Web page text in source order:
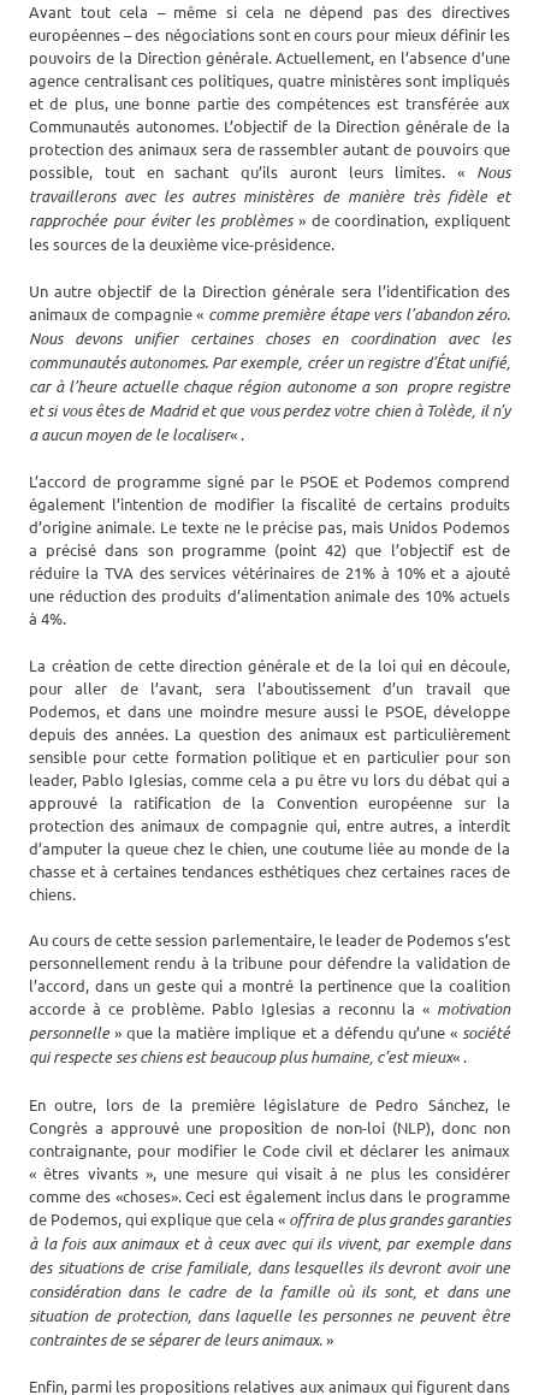
Avant tout cela – même si cela ne dépend pas des directives
européennes – des négociations sont en cours pour mieux définir les
pouvoirs de la Direction générale. Actuellement, en l’absence d’une
agence centralisant ces politiques, quatre ministères sont impliqués
et de plus, une bonne partie des compétences est transférée aux
Communautés autonomes. L’objectif de la Direction générale de la
protection des animaux sera de rassembler autant de pouvoirs que
possible, tout en sachant qu’ils auront leurs limites. « Nous
travaillerons avec les autres ministères de manière très fidèle et
rapprochée pour éviter les problèmes» de coordination, expliquent
les sources de la deuxième vice-présidence.
Un autre objectif de la Direction générale sera l’identification des
animaux de compagnie « comme première étape vers l’abandon zéro.
Nous devons unifier certaines choses en coordination avec les
communautés autonomes. Par exemple, créer un registre d’État unifié,
car à l’heure actuelle chaque région autonome a son propre registre
et si vous êtes de Madrid et que vous perdez votre chien à Tolède, il n’y
a aucun moyen de le localiser« .
L’accord de programme signé par le PSOE et Podemos comprend
également l’intention de modifier la fiscalité de certains produits
d’origine animale. Le texte ne le précise pas, mais Unidos Podemos
a précisé dans son programme (point 42) que l’objectif est de
réduire la TVA des services vétérinaires de 21% à 10% et a ajouté
une réduction des produits d’alimentation animale des 10% actuels
à 4%.
La création de cette direction générale et de la loi qui en découle,
pour aller de l’avant, sera l’aboutissement d’un travail que
Podemos, et dans une moindre mesure aussi le PSOE, développe
depuis des années. La question des animaux est particulièrement
sensible pour cette formation politique et en particulier pour son
leader, Pablo Iglesias, comme cela a pu être vu lors du débat qui a
approuvé la ratification de la Convention européenne sur la
protection des animaux de compagnie qui, entre autres, a interdit
d’amputer la queue chez le chien, une coutume liée au monde de la
chasse et à certaines tendances esthétiques chez certaines races de
chiens.
Au cours de cette session parlementaire, le leader de Podemos s’est
personnellement rendu à la tribune pour défendre la validation de
l’accord, dans un geste qui a montré la pertinence que la coalition
accorde à ce problème. Pablo Iglesias a reconnu la « motivation
personnelle» que la matière implique et a défendu qu’une « société
qui respecte ses chiens est beaucoup plus humaine, c’est mieux« .
En outre, lors de la première législature de Pedro Sánchez, le
Congrès a approuvé une proposition de non-loi (NLP), donc non
contraignante, pour modifier le Code civil et déclarer les animaux
« êtres vivants », une mesure qui visait à ne plus les considérer
comme des «choses». Ceci est également inclus dans le programme
de Podemos, qui explique que cela « offrira de plus grandes garanties
à la fois aux animaux et à ceux avec qui ils vivent, par exemple dans
des situations de crise familiale, dans lesquelles ils devront avoir une
considération dans le cadre de la famille où ils sont, et dans une
situation de protection, dans laquelle les personnes ne peuvent être
contraintes de se séparer de leurs animaux. »
Enfin, parmi les propositions relatives aux animaux qui figurent dans